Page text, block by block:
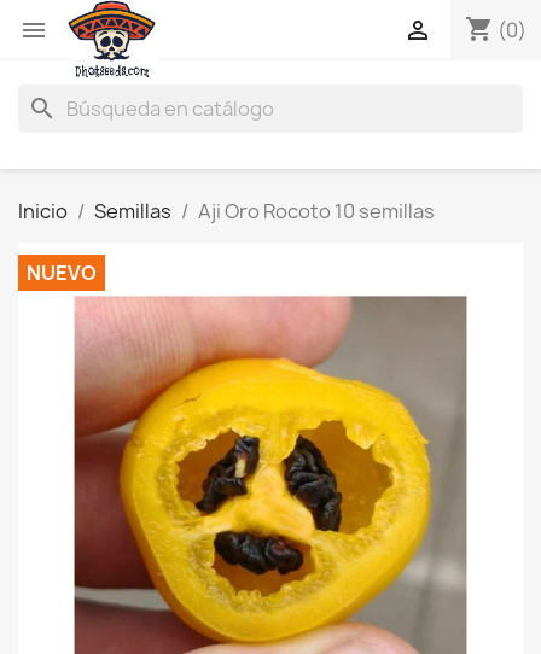
 shopping_cart (0)

search
Inicio Semillas Aji Oro Rocoto 10 semillas
NUEVO